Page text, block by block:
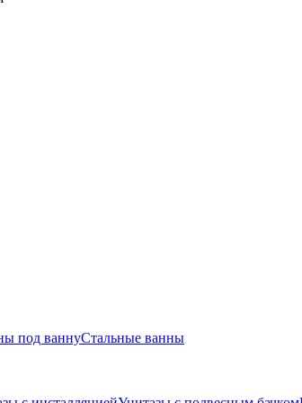
под ваннуСтальные ванны